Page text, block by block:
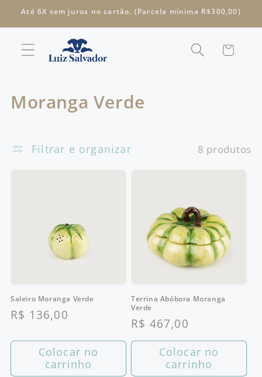
para o
conteúdo
Até 6X sem juros no cartão. (Parcela mínima R$300,00)
Carrinho
C
l
Moranga Verde
Filtrar e organizar 8 produtos
Saleiro Moranga Verde
Preço
R$ 136,00
Colocar no
carrinho
Terrina Abóbora Moranga
Verde
Preço
normal
R$ 467,00
Colocar no
carrinho